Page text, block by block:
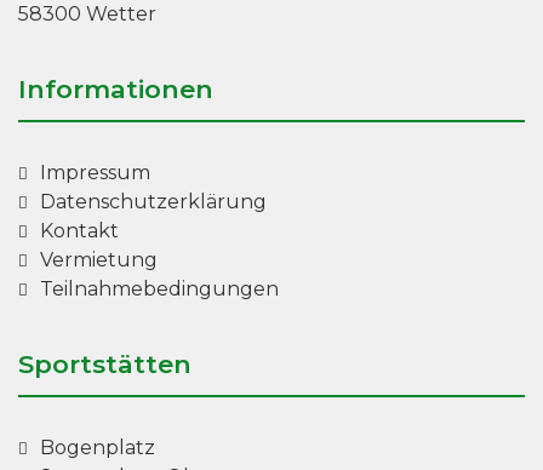
58300 Wetter
Informationen
Impressum
Datenschutzerklärung
Kontakt
Vermietung
Teilnahmebedingungen
Sportstätten
Bogenplatz